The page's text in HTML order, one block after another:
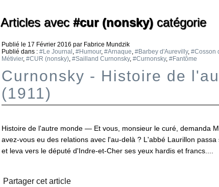
Articles avec #cur (nonsky) catégorie
Publié le 17 Février 2016 par Fabrice Mundzik
Publié dans : #Le Journal , #Humour, #Arnaque, #Barbey d'Aurevilly, #Cosson
Métivier, #CUR (nonsky), #Sailland Curnonsky, #Curnonsky, #Fantôme
Curnonsky - Histoire de
(1911)
Histoire de l'autre monde — Et vous, monsieur le curé, demanda
avez-vous eu des relations avec l'au-delà ? L'abbé Laurillon
et leva vers le député d'Indre-et-Cher ses yeux hardis et francs....
Partager cet article